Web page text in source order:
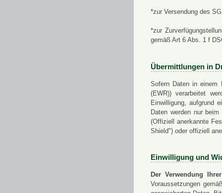
*zur Versendung des
*zur
gemäß Art 6 Abs. 1 f
Übermittlungen in
Sofern Daten in einem
(EWR)) verarbeitet
Einwilligung, aufgrund
Daten werden nur
(Offiziell anerkannte
Shield") oder offiziell
Einwilligung und
Der Verwendung
Voraussetzungen